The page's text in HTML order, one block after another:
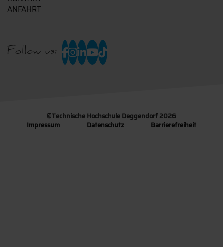
ANFAHRT
Follow us:
©Technische Hochschule Deggendorf 2026
Impressum
Datenschutz Barrierefreiheit